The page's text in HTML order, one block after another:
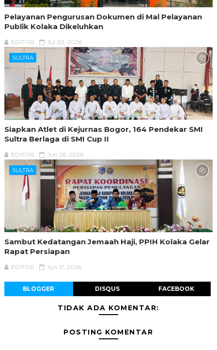
Pelayanan Pengurusan Dokumen di Mal Pelayanan
Publik Kolaka Dikeluhkan
EDITOR Jul 20, 2026
SULTRA
Siapkan Atlet di Kejurnas Bogor, 164 Pendekar SMI
Sultra Berlaga di SMI Cup II
EDITOR Jun 26, 2026
SULTRA
Sambut Kedatangan Jemaah Haji, PPIH Kolaka Gelar
Rapat Persiapan
EDITOR Jun 17, 2026
BLOGGER DISQUS FACEBOOK
TIDAK ADA KOMENTAR:
POSTING KOMENTAR